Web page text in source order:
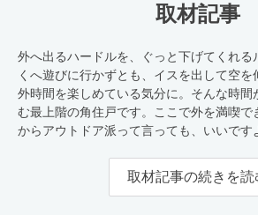
取材記事
外へ出るハードルを、ぐっと下げてくれる
くへ遊びに行かずとも、イスを出して空
外時間を楽しめている気分に。そんな時間
む最上階の角住戸です。ここで外を満喫
からアウトドア派って言っても、いいです
取材記事の続きを読